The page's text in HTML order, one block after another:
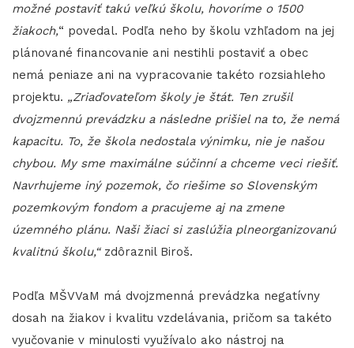
možné postaviť takú veľkú školu, hovoríme o 1500
žiakoch,“ povedal. Podľa neho by školu vzhľadom na jej
plánované financovanie ani nestihli postaviť a obec
nemá peniaze ani na vypracovanie takéto rozsiahleho
projektu. „Zriaďovateľom školy je štát. Ten zrušil
dvojzmennú prevádzku a následne prišiel na to, že nemá
kapacitu. To, že škola nedostala výnimku, nie je našou
chybou. My sme maximálne súčinní a chceme veci riešiť.
Navrhujeme iný pozemok, čo riešime so Slovenským
pozemkovým fondom a pracujeme aj na zmene
územného plánu. Naši žiaci si zaslúžia plneorganizovanú
kvalitnú školu,“zdôraznil Biroš.
Podľa MŠVVaM má dvojzmenná prevádzka negatívny
dosah na žiakov i kvalitu vzdelávania, pričom sa takéto
vyučovanie v minulosti využívalo ako nástroj na